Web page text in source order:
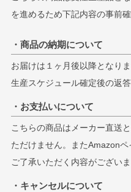
を進めるため下記内容の事前
・商品の納期について
お届けは１ヶ月後以降となり
生産スケジュール確定後の返答
・お支払いについて
こちらの商品はメーカー直送
ただけません。またAmazon
ご了承いただく内容がございま
・キャンセルについて